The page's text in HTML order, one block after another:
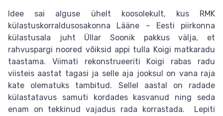
Idee sai alguse ühelt koosolekult, kus RMK
külastuskorraldusosakonna Lääne – Eesti piirkonna
külastusala juht Üllar Soonik pakkus välja, et
rahvuspargi noored võiksid appi tulla Koigi matkaradu
taastama. Viimati rekonstrueeriti Koigi rabas radu
viisteis aastat tagasi ja selle aja jooksul on vana raja
kate olematuks tambitud. Sellel aastal on radade
külastatavus samuti kordades kasvanud ning seda
enam on tekkinud vajadus rada korrastada. Lepiti